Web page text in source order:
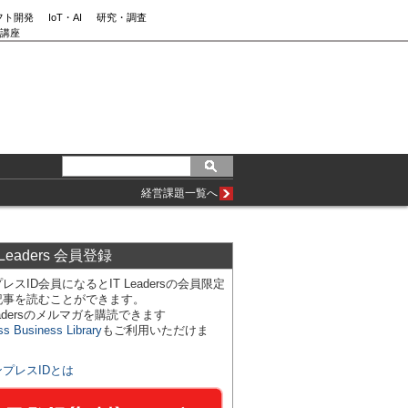
ト開発 IoT・AI
研究・調査
座
経営課題一覧へ
会員登録
スID会員になるとIT Leadersの会員限定
を読むことができます。
のメルマガを購読できます
Business Libraryもご利用いただけま
プレスIDとは